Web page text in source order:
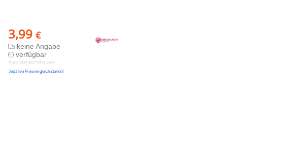
3,99 €
keine Angabe
verfügbar
Preis kann jetzt höher sein
Jetzt live Preisvergleich starten!